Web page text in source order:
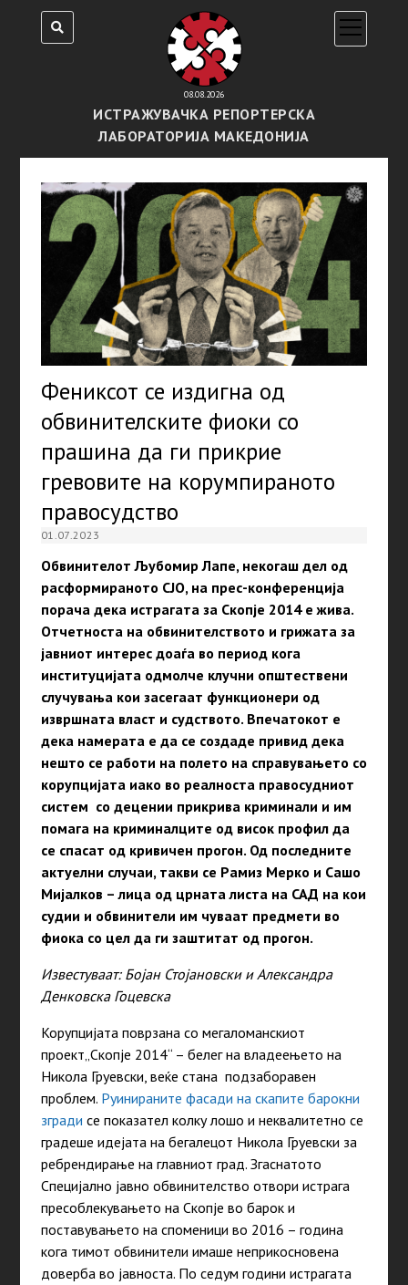
08.08.2026
ИСТРАЖУВАЧКА РЕПОРТЕРСКА
ЛАБОРАТОРИЈА МАКЕДОНИЈА
open
menu
Фениксот се издигна од
обвинителските фиоки со
прашина да ги прикрие
гревовите на корумпираното
правосудство
01.07.2023
Обвинителот Љубомир Лапе, некогаш дел од
расформираното СЈО, на прес-конференција
порача дека истрагата за Скопје 2014 е жива.
Отчетноста на обвинителството и грижата за
јавниот интерес доаѓа во период кога
институцијата одмолче клучни општествени
случувања кои засегаат функционери од
извршната власт и судството. Впечатокот е
дека намерата е да се создаде привид дека
нешто се работи на полето на справувањето со
корупцијата иако во реалноста правосудниот
систем со децении прикрива криминали и им
помага на криминалците од висок профил да
се спасат од кривичен прогон. Од последните
актуелни случаи, такви се Рамиз Мерко и Сашо
Мијалков – лица од црната листа на САД на кои
судии и обвинители им чуваат предмети во
фиока со цел да ги заштитат од прогон.
Известуваат: Бојан Стојановски и Александра
Денковска Гоцевска
Корупцијата поврзана со мегаломанскиот
проект„Скопје 2014“ – белег на владеењето на
Никола Груевски, веќе стана подзаборавен
проблем. Руинираните фасади на скапите барокни
згради се показател колку лошо и неквалитетно се
градеше идејата на бегалецот Никола Груевски за
ребрендирање на главниот град. Згаснатото
Специјално јавно обвинителство отвори истрага
пресоблекувањето на Скопје во барок и
поставувањето на споменици во 2016 – година
кога тимот обвинители имаше неприкосновена
доверба во јавноста. По седум години истрагата